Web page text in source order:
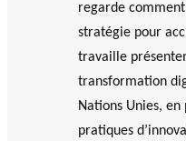
regarde
stratégie pour
travaille
transformation
Nations Unies,
pratiques